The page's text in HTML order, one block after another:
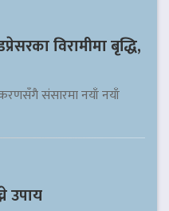
विरामीमा बृद्धि,
संसारमा नयाँ नयाँ
उपाय